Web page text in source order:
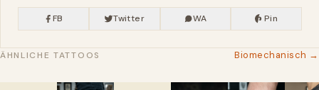
FB Twitter WA Pin
ÄHNLICHE TATTOOS Biomechanisch →